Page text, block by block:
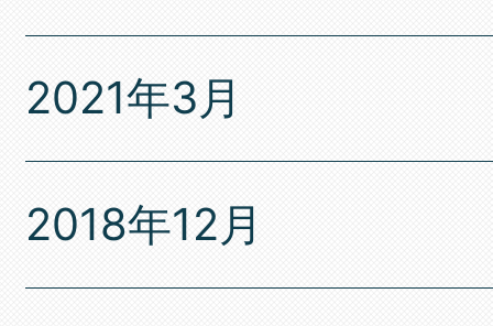
2021年3月
2018年12月